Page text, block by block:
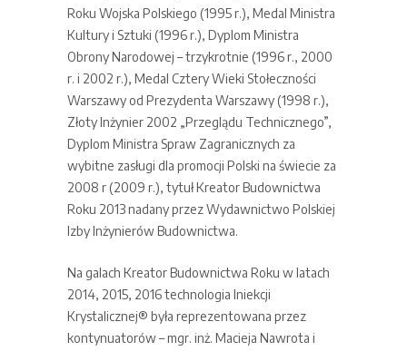
Roku Wojska Polskiego (1995 r.), Medal Ministra
Kultury i Sztuki (1996 r.), Dyplom Ministra
Obrony Narodowej – trzykrotnie (1996 r., 2000
r. i 2002 r.), Medal Cztery Wieki Stołeczności
Warszawy od Prezydenta Warszawy (1998 r.),
Złoty Inżynier 2002 „Przeglądu Technicznego”,
Dyplom Ministra Spraw Zagranicznych za
wybitne zasługi dla promocji Polski na świecie za
2008 r (2009 r.), tytuł Kreator Budownictwa
Roku 2013 nadany przez Wydawnictwo Polskiej
Izby Inżynierów Budownictwa.
Na galach Kreator Budownictwa Roku w latach
2014, 2015, 2016 technologia Iniekcji
Krystalicznej® była reprezentowana przez
kontynuatorów – mgr. inż. Macieja Nawrota i